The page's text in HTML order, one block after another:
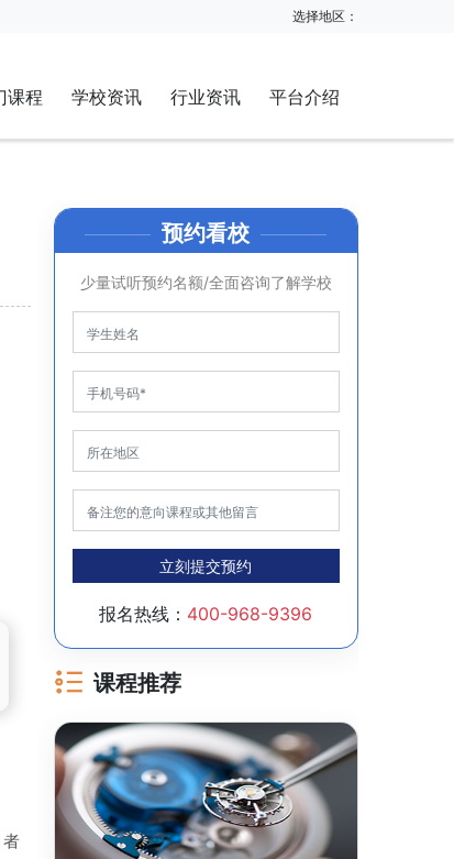
选择地区：
课程 学校资讯 行业资讯 平台介绍
预约看校
少量试听预约名额/全面咨询了解学校
立刻提交预约
报名热线： 400-968-9396
课程推荐